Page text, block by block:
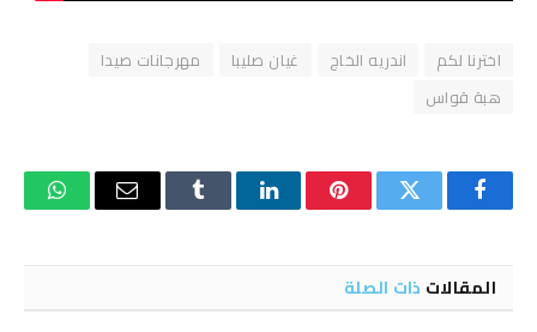
اخترنا لكم اندريه الخاج غيان صليبا
مهرجانات صيدا
هبة قواس
فيسبوكتويتر بينتيريستلينكدإن Tumblr البريد
المقالات ذات الصلة